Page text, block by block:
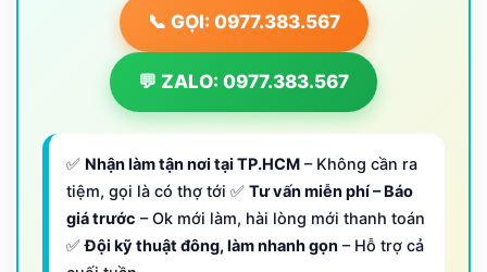
📞 GỌI: 0977.383.567
💬 ZALO: 0977.383.567
✅ Nhận làm tận nơi tại TP.HCM – Không cần ra
tiệm, gọi là có thợ tới ✅ Tư vấn miễn phí – Báo
giá trước – Ok mới làm, hài lòng mới thanh toán
✅Đội kỹ thuật đông, làm nhanh gọn – Hỗ trợ cả